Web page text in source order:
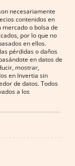
necesariamente
contenidos en
o bolsa de
por lo que no
en ellos.
pérdidas o daños
en datos de
mostrar,
en Invertia sin
de datos. Todos
a los